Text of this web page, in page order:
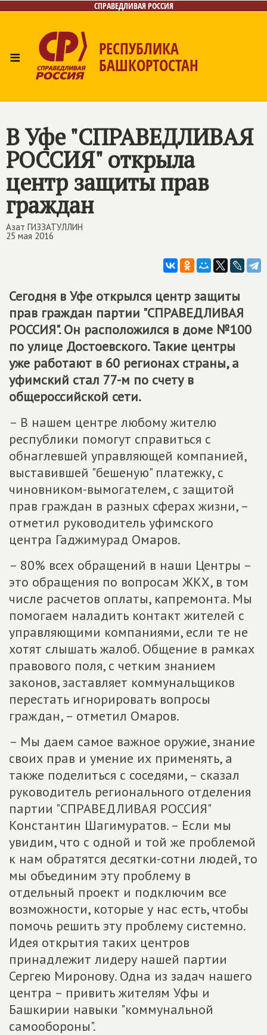
СПРАВЕДЛИВАЯ РОССИЯ
≡ РЕСПУБЛИКА
БАШКОРТОСТАН
Контакты
Поиск
В Уфе "СПРАВЕДЛИВАЯ
РОССИЯ" открыла
центр защиты прав
граждан
Азат ГИЗЗАТУЛЛИН
25 мая 2016
Сегодня в Уфе открылся центр защиты
прав граждан партии "СПРАВЕДЛИВАЯ
РОССИЯ". Он расположился в доме №100
по улице Достоевского. Такие центры
уже работают в 60 регионах страны, а
уфимский стал 77-м по счету в
общероссийской сети.
– В нашем центре любому жителю
республики помогут справиться с
обнаглевшей управляющей компанией,
выставившей "бешеную" платежку, с
чиновником-вымогателем, с защитой
прав граждан в разных сферах жизни, –
отметил руководитель уфимского
центра Гаджимурад Омаров.
– 80% всех обращений в наши Центры –
это обращения по вопросам ЖКХ, в том
числе расчетов оплаты, капремонта. Мы
помогаем наладить контакт жителей с
управляющими компаниями, если те не
хотят слышать жалоб. Общение в рамках
правового поля, с четким знанием
законов, заставляет коммунальщиков
перестать игнорировать вопросы
граждан, – отметил Омаров.
– Мы даем самое важное оружие, знание
своих прав и умение их применять, а
также поделиться с соседями, – сказал
руководитель регионального отделения
партии "СПРАВЕДЛИВАЯ РОССИЯ"
Константин Шагимуратов. – Если мы
увидим, что с одной и той же проблемой
к нам обратятся десятки-сотни людей, то
мы объединим эту проблему в
отдельный проект и подключим все
возможности, которые у нас есть, чтобы
помочь решить эту проблему системно.
Идея открытия таких центров
принадлежит лидеру нашей партии
Сергею Миронову. Одна из задач нашего
центра – привить жителям Уфы и
Башкирии навыки "коммунальной
самообороны".